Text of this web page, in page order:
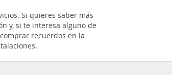
Si quieres saber más
y, si te interesa alguno de
recuerdos en la